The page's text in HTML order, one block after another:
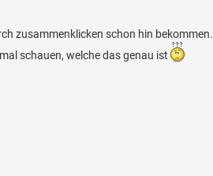
zusammenklicken schon hin bekommen.
schauen, welche das genau ist